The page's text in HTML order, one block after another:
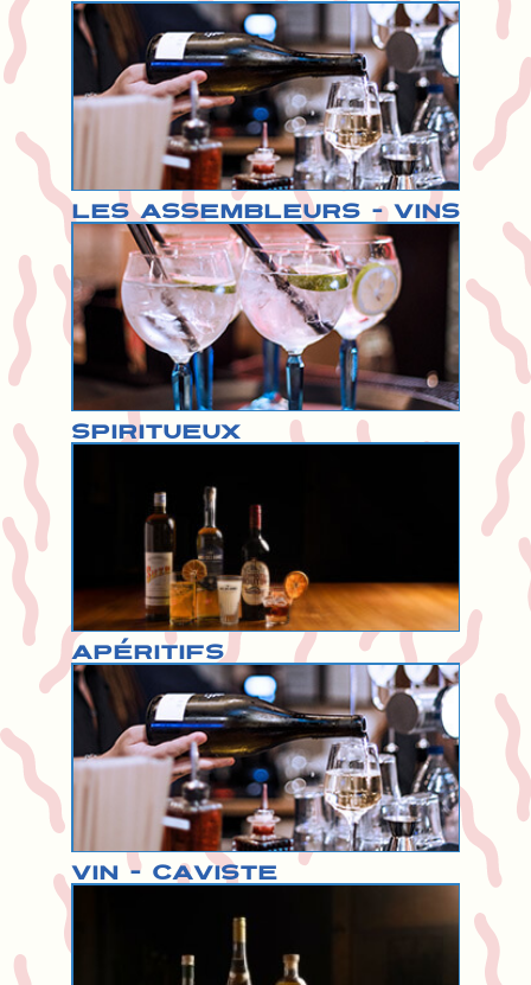
Les Assembleurs - Vins
Spiritueux
Apéritifs
Vin - Caviste